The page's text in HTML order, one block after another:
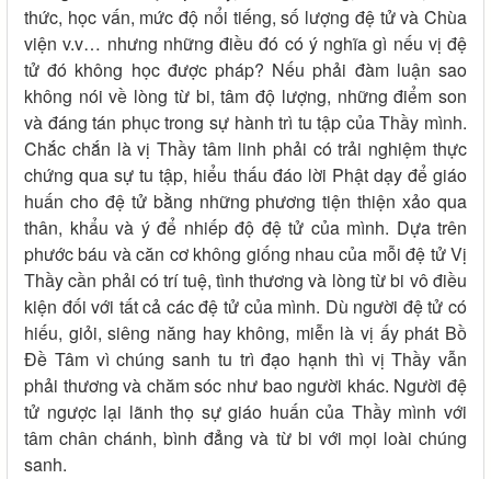
thức, học vấn, mức độ nổi tiếng, số lượng đệ tử và Chùa
viện v.v… nhưng những điều đó có ý nghĩa gì nếu vị đệ
tử đó không học được pháp? Nếu phải đàm luận sao
không nói về lòng từ bi, tâm độ lượng, những điểm son
và đáng tán phục trong sự hành trì tu tập của Thầy mình.
Chắc chắn là vị Thầy tâm linh phải có trải nghiệm thực
chứng qua sự tu tập, hiểu thấu đáo lời Phật dạy để giáo
huấn cho đệ tử bằng những phương tiện thiện xảo qua
thân, khẩu và ý để nhiếp độ đệ tử của mình. Dựa trên
phước báu và căn cơ không giống nhau của mỗi đệ tử Vị
Thầy cần phải có trí tuệ, tình thương và lòng từ bi vô điều
kiện đối với tất cả các đệ tử của mình. Dù người đệ tử có
hiếu, giỏi, siêng năng hay không, miễn là vị ấy phát Bồ
Đề Tâm vì chúng sanh tu trì đạo hạnh thì vị Thầy vẫn
phải thương và chăm sóc như bao người khác. Người đệ
tử ngược lại lãnh thọ sự giáo huấn của Thầy mình với
tâm chân chánh, bình đẳng và từ bi với mọi loài chúng
sanh.